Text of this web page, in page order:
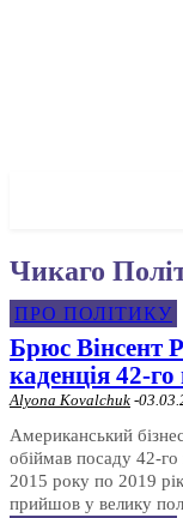
Чикаго
ПРО ПОЛІТИКУ
Брюс Вінсент
каденція 42-
Alyona Kovalchuk -
Американський
обіймав посаду 42-го
2015 року по 2019
прийшов у велику